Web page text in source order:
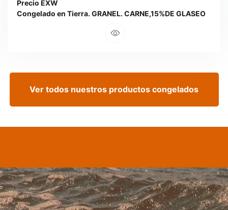
Precio EXW
Congelado en Tierra. GRANEL. CARNE,15%DE GLASEO
Ver todos nuestros productos congelados